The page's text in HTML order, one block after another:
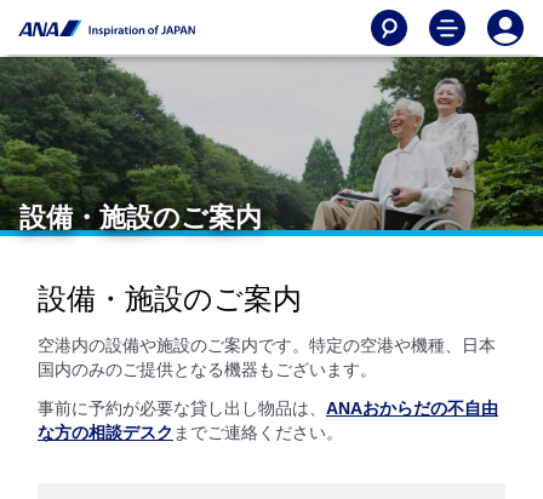
設備・施設のご案内
設備・施設のご案内
空港内の設備や施設のご案内です。特定の空港や機種、日本
国内のみのご提供となる機器もございます。
事前に予約が必要な貸し出し物品は、 ANAおからだの不自由
な方の相談デスク までご連絡ください。